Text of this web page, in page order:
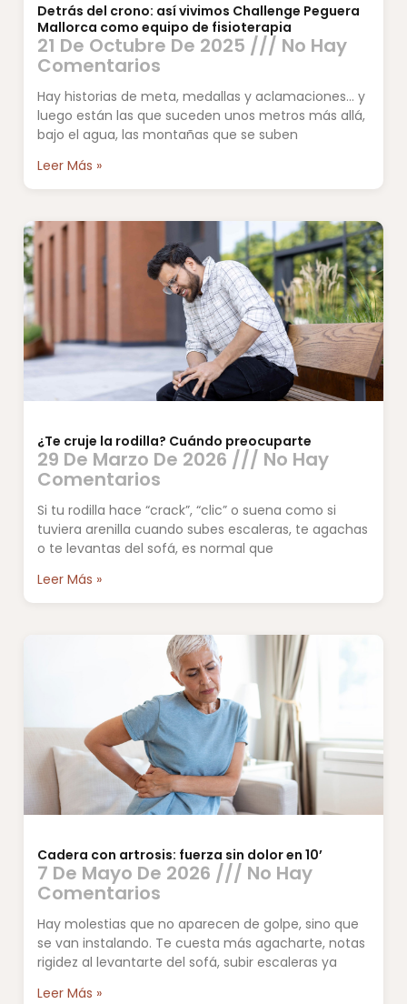
Detrás del crono: así vivimos Challenge Peguera
Mallorca como equipo de fisioterapia
21 De Octubre De 2025 No Hay
Comentarios
Hay historias de meta, medallas y aclamaciones… y
luego están las que suceden unos metros más allá,
bajo el agua, las montañas que se suben
Leer Más »
¿Te cruje la rodilla? Cuándo preocuparte
29 De Marzo De 2026 No Hay
Comentarios
Si tu rodilla hace “crack”, “clic” o suena como si
tuviera arenilla cuando subes escaleras, te agachas
o te levantas del sofá, es normal que
Leer Más »
Cadera con artrosis: fuerza sin dolor en 10’
7 De Mayo De 2026 No Hay
Comentarios
Hay molestias que no aparecen de golpe, sino que
se van instalando. Te cuesta más agacharte, notas
rigidez al levantarte del sofá, subir escaleras ya
Leer Más »